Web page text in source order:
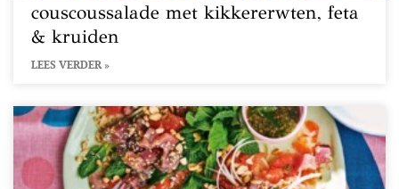
couscoussalade met kikkererwten, feta
& kruiden
LEES VERDER »